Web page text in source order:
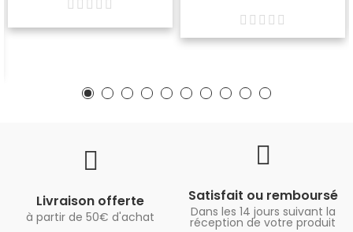
Livraison offerte
à partir de 50€ d'achat
Satisfait ou remboursé
Dans les 14 jours suivant la
réception de votre produit